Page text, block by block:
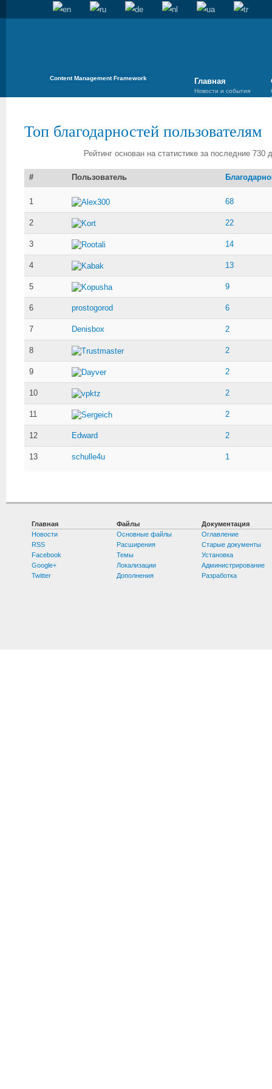
Content Management Framework Главная
Новости и события
Топ благодарностей пользователям
Рейтинг основан на статистике за последние
# Пользователь
1 Alex300 68
2 Kort 22
3 Rootali 14
4 Kabak 13
5 Kopusha 9
6 prostogorod 6
7 Denisbox 2
8 Trustmaster 2
9 Dayver 2
10 vpktz 2
11 Sergeich 2
12 Edward 2
13 schulle4u 1
Главная
Новости
RSS
Facebook
Google+
Twitter
Файлы
Основные файлы
Расширения
Темы
Локализации
Дополнения
Документация
Оглавление
Старые документы
Установка
Администрирование
Разработка